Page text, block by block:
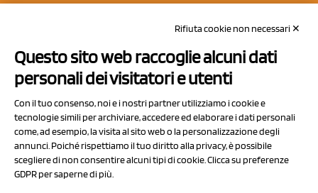
Capitale sociale Euro 50.000,00 i.v.
Contatti
Privacy Policy
Cookie Policy
Chi Siamo
Rifiuta cookie non necessari ✕
Questo sito web raccoglie alcuni dati
personali dei visitatori e utenti
Con il tuo consenso, noi e i nostri partner utilizziamo i cookie e
tecnologie simili per archiviare, accedere ed elaborare i dati personali
come, ad esempio, la visita al sito web o la personalizzazione degli
annunci. Poiché rispettiamo il tuo diritto alla privacy, è possibile
scegliere di non consentire alcuni tipi di cookie. Clicca su preferenze
GDPR per saperne di più.